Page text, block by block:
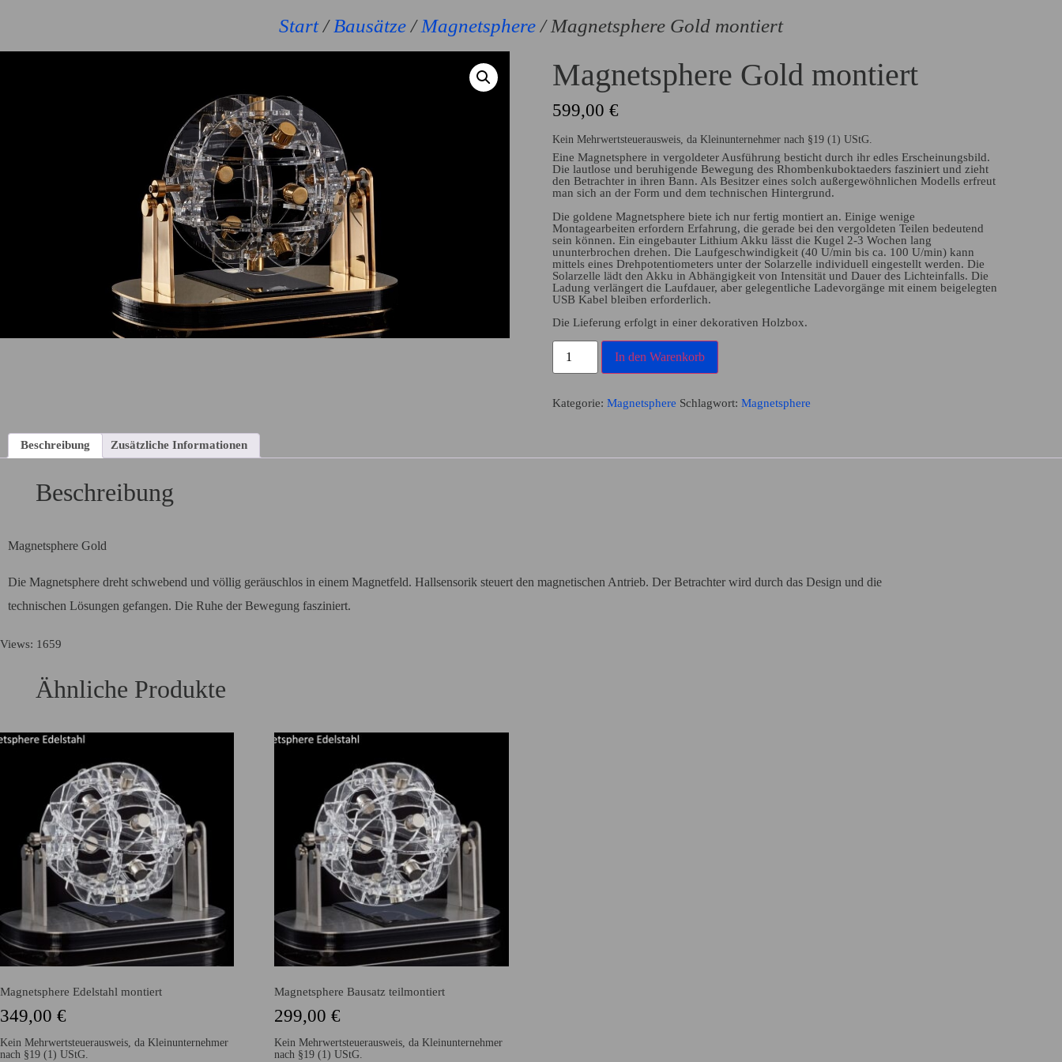
Start/ Bausätze/ Magnetsphere/ Magnetsphere Gold montiert
Magnetsphere Gold montiert
599,00 €
Kein Mehrwertsteuerausweis, da Kleinunternehmer nach §19 (1) UStG.
Eine Magnetsphere in vergoldeter Ausführung besticht durch ihr edles Erscheinungsbild.
Die lautlose und beruhigende Bewegung des Rhombenkuboktaeders fasziniert und zieht
den Betrachter in ihren Bann. Als Besitzer eines solch außergewöhnlichen Modells erfreut
man sich an der Form und dem technischen Hintergrund.
Die goldene Magnetsphere biete ich nur fertig montiert an. Einige wenige
Montagearbeiten erfordern Erfahrung, die gerade bei den vergoldeten Teilen bedeutend
sein können. Ein eingebauter Lithium Akku lässt die Kugel 2-3 Wochen lang
ununterbrochen drehen. Die Laufgeschwindigkeit (40 U/min bis ca. 100 U/min) kann
mittels eines Drehpotentiometers unter der Solarzelle individuell eingestellt werden. Die
Solarzelle lädt den Akku in Abhängigkeit von Intensität und Dauer des Lichteinfalls. Die
Ladung verlängert die Laufdauer, aber gelegentliche Ladevorgänge mit einem beigelegten
USB Kabel bleiben erforderlich.
Die Lieferung erfolgt in einer dekorativen Holzbox.
In den Warenkorb
Kategorie: Magnetsphere Schlagwort: Magnetsphere
Beschreibung Zusätzliche Informationen
Beschreibung
Magnetsphere Gold
Die Magnetsphere dreht schwebend und völlig geräuschlos in einem Magnetfeld. Hallsensorik steuert den magnetischen Antrieb. Der Betrachter wird durch das Design und die
technischen Lösungen gefangen. Die Ruhe der Bewegung fasziniert.
Views: 1659
Ähnliche Produkte
Magnetsphere Edelstahl montiert
349,00 €
Kein Mehrwertsteuerausweis, da Kleinunternehmer
nach §19 (1) UStG.
Magnetsphere Bausatz teilmontiert
299,00€
Kein Mehrwertsteuerausweis, da Kleinunternehmer
nach §19 (1) UStG.